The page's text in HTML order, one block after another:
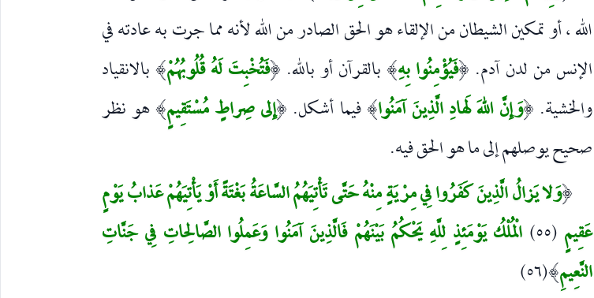
الله ، أو تمكين الشيطان من الإلقاء هو الحق الصادر من الله لأنه مما جرت به عادته في
الإنس من لدن آدم. (فَيُؤْمِنُوا بِهِ) بالقرآن أو بالله. (فَتُخْبِتَ لَهُ قُلُوبُهُمْ) بالانقياد
والخشية. (وَإِنَّ اللهَ لَهادِ الَّذِينَ آمَنُوا) فيما أشكل. (إِلى صِراطٍ مُسْتَقِيمٍ)هو نظر
صحيح يوصلهم إلى ما هو الحق فيه.
(وَلا يَزالُ الَّذِينَ كَفَرُوا فِي مِرْيَةٍ مِنْهُ حَتَّى تَأْتِيَهُمُ السَّاعَةُ بَغْتَةً أَوْ يَأْتِيَهُمْ عَذابُ يَوْمٍ
عَقِيمٍ(٥٥)
الْمُلْكُ يَوْمَئِذٍ لِلَّهِ يَحْكُمُ بَيْنَهُمْ فَالَّذِينَ آمَنُوا وَعَمِلُوا الصَّالِحاتِ فِي جَنَّاتِ
النَّعِيمِ)(٥٦)